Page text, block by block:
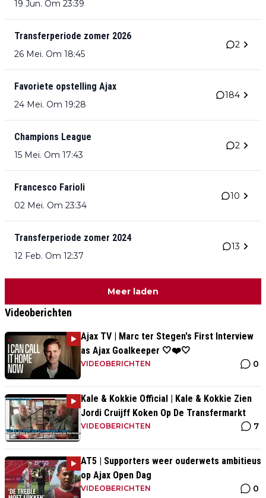
19 Jun. Om 23:39
Transferperiode zomer 2026
26 Mei. Om 18:45
2
Favoriete opstelling Ajax
24 Mei. Om 19:28
184
Champions League
15 Mei. Om 17:43
2
Francesco Farioli
02 Mei. Om 23:34
10
Transferperiode zomer 2024
12 Feb. Om 12:37
13
Meer laden
Videoberichten
Ajax TV | Marc ter Stegen's First Interview
as Ajax Goalkeeper 🤍❤️🤍
VIDEOBERICHTEN 0
Kale & Kokkie Official | Kale & Kokkie Zien
Jordi Cruijff Koken Op De Transfermarkt
VIDEOBERICHTEN 7
AT5 | Supporters weer ouderwets ambitieus
op Ajax Open Dag
VIDEOBERICHTEN 0